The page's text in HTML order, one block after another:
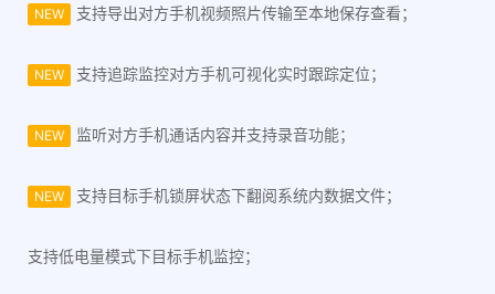
NEW 支持导出对方手机视频照片传输至本地保存查看；
NEW 支持追踪监控对方手机可视化实时跟踪定位；
NEW 监听对方手机通话内容并支持录音功能；
NEW 支持目标手机锁屏状态下翻阅系统内数据文件；
支持低电量模式下目标手机监控；